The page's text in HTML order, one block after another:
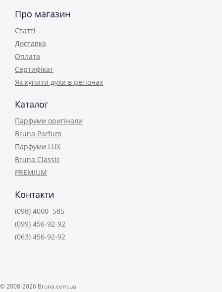
Про магазин
Статті
Доставка
Оплата
Сертифікат
Як купити духи в регіонах
Каталог
Парфуми оригінали
Bruna Parfum
Парфуми LUX
Bruna Classic
PREMIUM
Контакти
(098) 4000 585
(099) 456-92-92
(063) 456-92-92
© 2008-2026 Bruna.com.ua